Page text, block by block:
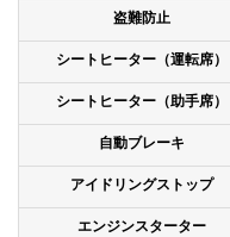
盗難防止
シートヒーター（運転席）
シートヒーター（助手席）
自動ブレーキ
アイドリングストップ
エンジンスターター